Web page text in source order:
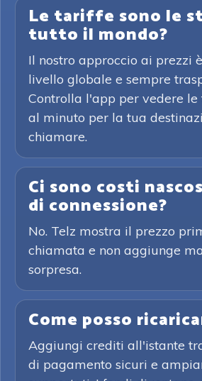
Le tariffe sono le
tutto il mondo?
Il nostro approccio ai prezzi
livello globale e sempre
Controlla l'app per vedere
al minuto per la tua
chiamare.
Ci sono costi
di connessione?
No. Telz mostra il prezzo
chiamata e non aggiunge
sorpresa.
Come posso
Aggiungi crediti all'istante
di pagamento sicuri e